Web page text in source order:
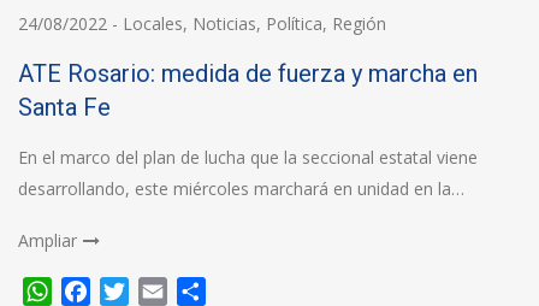
24/08/2022 - Locales, Noticias, Política, Región
ATE Rosario: medida de fuerza y marcha en
Santa Fe
En el marco del plan de lucha que la seccional estatal viene
desarrollando, este miércoles marchará en unidad en la…
Ampliar
WhatsApp
FacebookTwitter
Email